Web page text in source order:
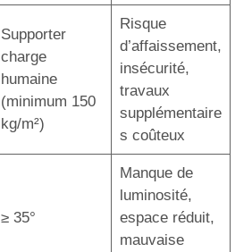
Supporter
charge
humaine
(minimum 150
kg/m²)
Risque
d’affaissement,
insécurité,
travaux
supplémentaire
s coûteux
≥ 35°
Manque de
luminosité,
espace réduit,
mauvaise